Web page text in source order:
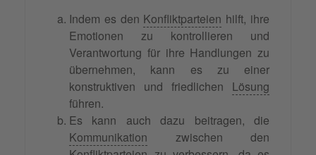
Indem es den Konfliktparteien hilft, ihre
Emotionen zu kontrollieren und
Verantwortung für ihre Handlungen zu
übernehmen, kann es zu einer
konstruktiven und friedlichen Lösung
führen.
Es kann auch dazu beitragen, die
Kommunikation zwischen den